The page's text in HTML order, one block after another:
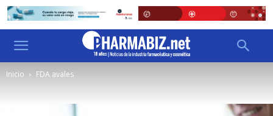
Inicio FDA avales